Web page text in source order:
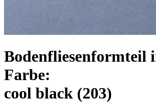
Bodenfliesenformteil
Farbe:
cool black (203)